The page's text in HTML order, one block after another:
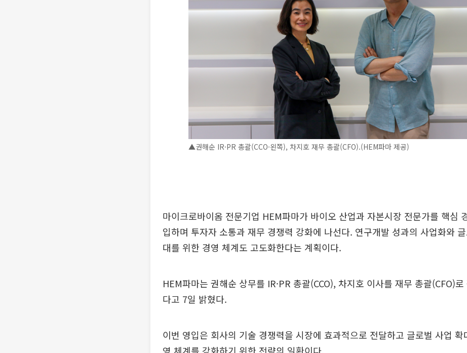
▲권해순 IR·PR 총괄(CCO·왼쪽), 차지호 재무 총괄(CFO).(HEM파마 제공)
마이크로바이옴 전문기업 HEM파마가 바이오 산업과 자본시장 전문가를 핵심
입하며 투자자 소통과 재무 경쟁력 강화에 나선다. 연구개발 성과의 사업화와
대를 위한 경영 체계도 고도화한다는 계획이다.
HEM파마는 권해순 상무를 IR·PR 총괄(CCO), 차지호 이사를 재무 총괄(CFO)
다고 7일 밝혔다.
이번 영입은 회사의 기술 경쟁력을 시장에 효과적으로 전달하고 글로벌 사업 확